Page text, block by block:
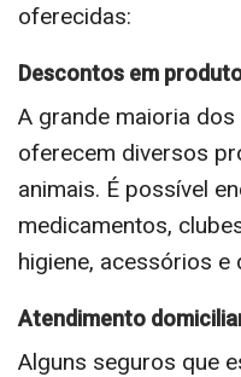
oferecidas:
Descontos em
A grande maioria
oferecem diversos
animais. É possível
medicamentos,
higiene, acessórios e
Atendimento
Alguns seguros que